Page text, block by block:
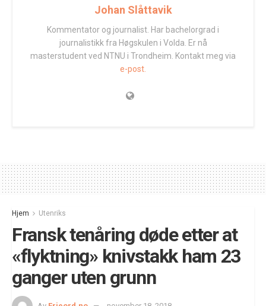
Johan Slåttavik
Kommentator og journalist. Har bachelorgrad i
journalistikk fra Høgskulen i Volda. Er nå
masterstudent ved NTNU i Trondheim. Kontakt meg via
e-post.
Hjem Utenriks
Fransk tenåring døde etter at
«flyktning» knivstakk ham 23
ganger uten grunn